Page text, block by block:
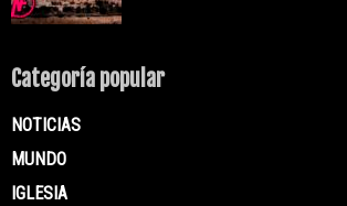
Categoría popular
NOTICIAS
MUNDO
IGLESIA